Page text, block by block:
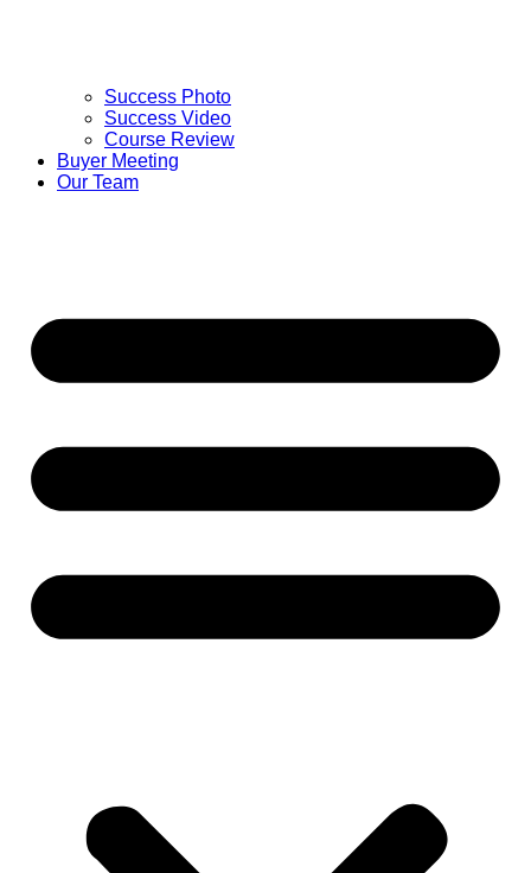
Success Photo
Success Video
Course Review
Buyer Meeting
Our Team